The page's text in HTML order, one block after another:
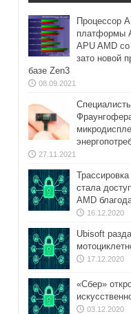
Процессор
платформы
APU AMD
зато новой
базе Zen3
08.09.2021
27.11.2021
стала
AMD
16.12.2020
Ubisoft
17.12.2020
«Сбер»
03.12.2020